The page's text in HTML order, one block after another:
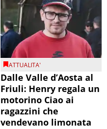
ATTUALITA'
Dalle Valle d’Aosta al
Friuli: Henry regala un
motorino Ciao ai
ragazzini che
vendevano limonata